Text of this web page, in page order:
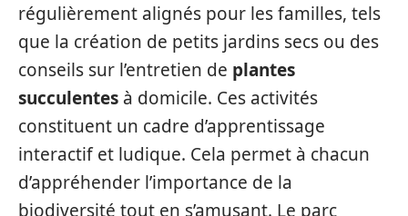
régulièrement alignés pour les familles, tels
que la création de petits jardins secs ou des
conseils sur l’entretien de plantes
succulentes à domicile. Ces activités
constituent un cadre d’apprentissage
interactif et ludique. Cela permet à chacun
d’appréhender l’importance de la
biodiversité tout en s’amusant. Le parc